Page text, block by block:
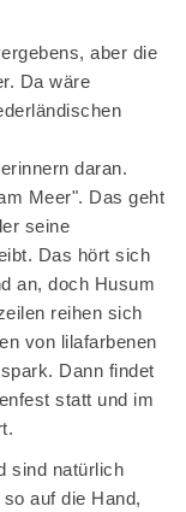
aber die
Da wäre
daran.
Meer". Das geht
seine
Das hört sich
an, doch Husum
reihen sich
von lilafarbenen
Dann findet
statt und im
sind natürlich
auf die Hand,